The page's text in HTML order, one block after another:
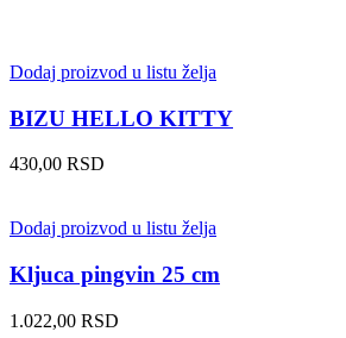
Dodaj proizvod u listu želja
BIZU HELLO KITTY
430,00 RSD
Dodaj proizvod u listu želja
Kljuca pingvin 25 cm
1.022,00 RSD